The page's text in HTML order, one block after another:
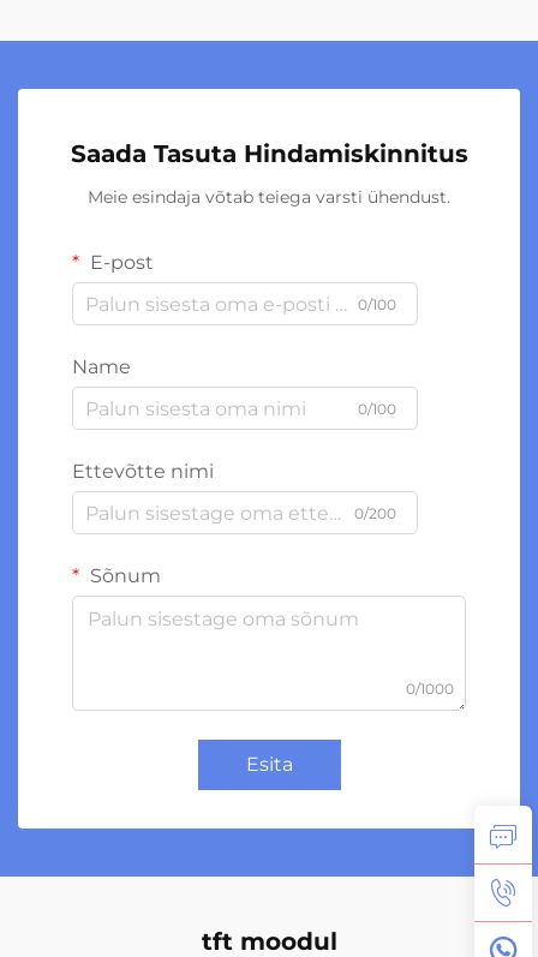
Saada Tasuta Hindamiskinnitus
Meie esindaja võtab teiega varsti ühendust.
E-post
0/100
Name
0/100
Ettevõtte nimi
0/200
Sõnum
0/1000
Esita
tft moodul